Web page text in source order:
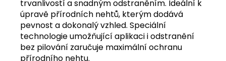
trvanlivostí a snadným odstraněním. Ideální k
úpravě přírodních nehtů, kterým dodává
pevnost a dokonalý vzhled. Speciální
technologie umožňující aplikaci i odstranění
bez pilování zaručuje maximální ochranu
přírodního nehtu.